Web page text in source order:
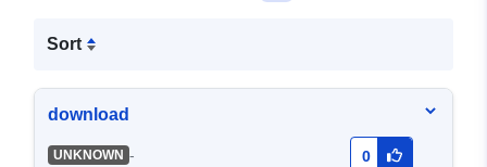
Sort
download
UNKNOWN - 0